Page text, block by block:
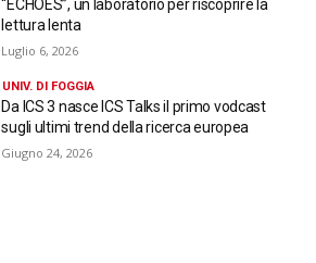
“ECHOES”, un laboratorio per riscoprire la
lettura lenta
Luglio 6, 2026
UNIV. DI FOGGIA
Da ICS 3 nasce ICS Talks il primo vodcast
sugli ultimi trend della ricerca europea
Giugno 24, 2026